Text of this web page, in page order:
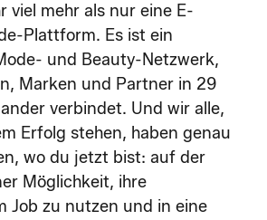
Toggle accordion
Toggle accordion
viel mehr als nur eine E-
Plattform. Es ist ein
und Beauty-Netzwerk,
Marken und Partner in 29
verbindet. Und wir alle,
Erfolg stehen, haben genau
wo du jetzt bist: auf der
Möglichkeit, ihre
Job zu nutzen und in eine